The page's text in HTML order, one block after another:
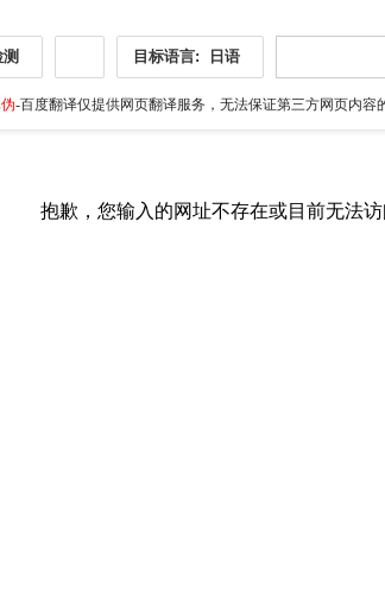
目标语言: 日语
-百度翻译仅提供网页翻译服务，无法保证第三方网页内容